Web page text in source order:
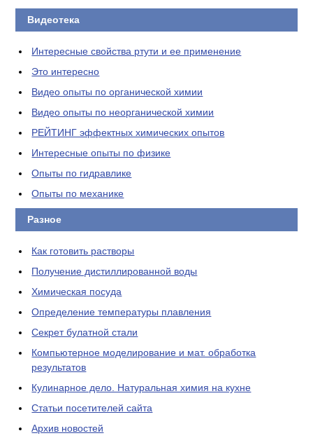
Видеотека
Интересные свойства ртути и ее применение
Это интересно
Видео опыты по органической химии
Видео опыты по неорганической химии
РЕЙТИНГ эффектных химических опытов
Интересные опыты по физике
Опыты по гидравлике
Опыты по механике
Разное
Как готовить растворы
Получение дистиллированной воды
Химическая посуда
Определение температуры плавления
Секрет булатной стали
Компьютерное моделирование и мат. обработка
результатов
Кулинарное дело. Натуральная химия на кухне
Статьи посетителей сайта
Архив новостей